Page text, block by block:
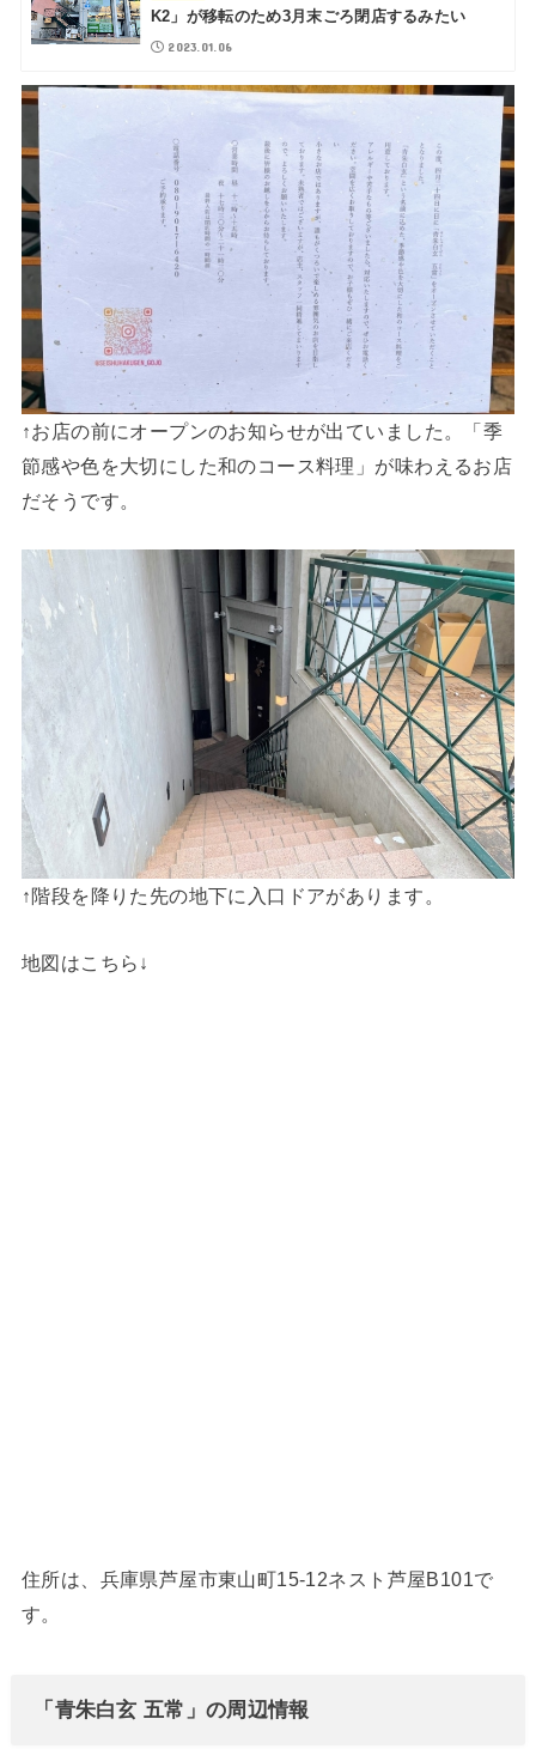
K2」が移転のため3月末ごろ閉店するみたい
2023.01.06
↑お店の前にオープンのお知らせが出ていました。「季
節感や色を大切にした和のコース料理」が味わえるお店
だそうです。
↑階段を降りた先の地下に入口ドアがあります。
地図はこちら↓
住所は、兵庫県芦屋市東山町15-12ネスト芦屋B101で
す。
「青朱白玄 五常」の周辺情報